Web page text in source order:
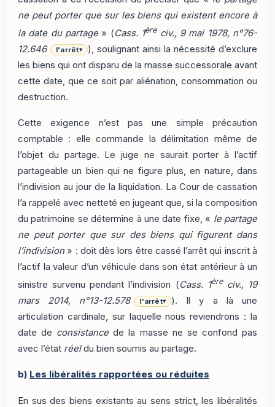
ne peut porter que sur les biens qui existent encore à
la date du partage» (Cass. 1èreciv., 9 mai 1978, n°76-
12.646
l'arrêt▾
), soulignant ainsi la nécessité d’exclure
les biens qui ont disparu de la masse successorale avant
cette date, que ce soit par aliénation, consommation ou
destruction.
Cette exigence n’est pas une simple précaution
comptable : elle commande la délimitation même de
l’objet du partage. Le juge ne saurait porter à l’actif
partageable un bien qui ne figure plus, en nature, dans
l’indivision au jour de la liquidation. La Cour de cassation
l’a rappelé avec netteté en jugeant que, si la composition
du patrimoine se détermine à une date fixe, « le partage
ne peut porter que sur des biens qui figurent dans
l’indivision » : doit dès lors être cassé l’arrêt qui inscrit à
l’actif la valeur d’un véhicule dans son état antérieur à un
sinistre survenu pendant l’indivision (Cass. 1èreciv., 19
mars 2014, n°13-12.578
l'arrêt▾
). Il y a là une
articulation cardinale, sur laquelle nous reviendrons : la
date de consistancede la masse ne se confond pas
avec l’état réeldu bien soumis au partage.
b) Les libéralités rapportées ou réduites
En sus des biens existants au sens strict, les libéralités